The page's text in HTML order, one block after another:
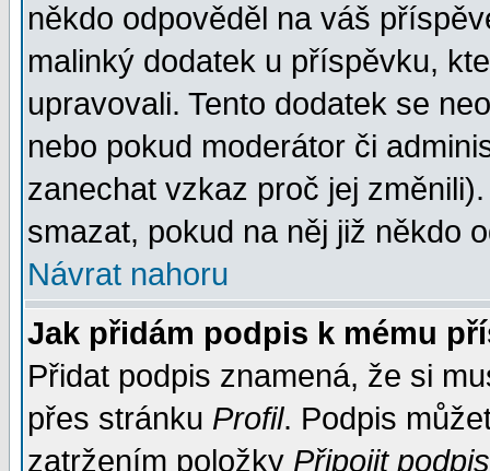
někdo odpověděl na váš
malinký dodatek u příspěvku,
upravovali. Tento dodatek se
nebo pokud moderátor či
zanechat vzkaz proč jej
smazat, pokud na něj již někdo
Návrat nahoru
Jak přidám podpis k mému
Přidat podpis znamená, že si
přes stránku Profil. Podpis
zatržením položky Připojit podpis